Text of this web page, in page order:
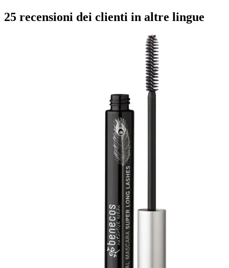
25 recensioni dei clienti in altre lingue